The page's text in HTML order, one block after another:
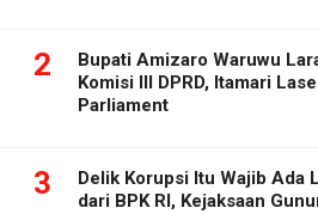
2
Bupati Amizaro Waruwu
Komisi III DPRD, Itamari
Parliament
3
Delik Korupsi Itu Wajib Ada
dari BPK RI, Kejaksaan